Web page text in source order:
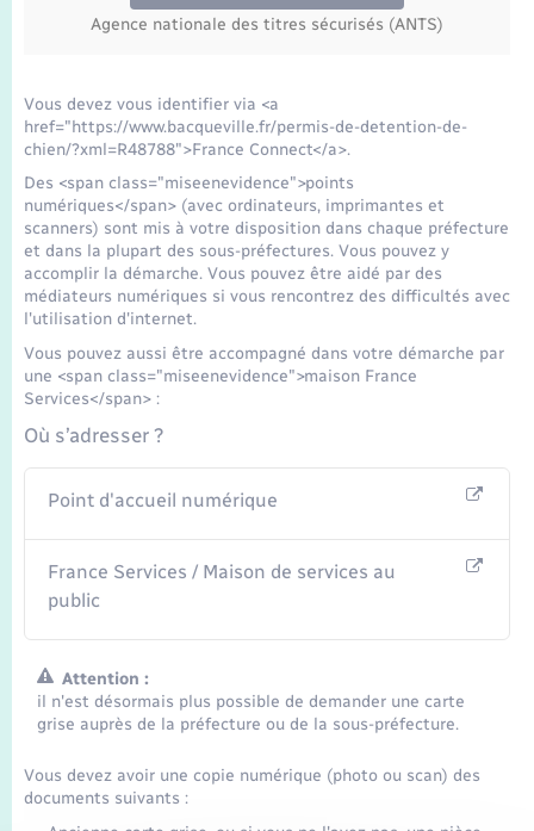
Agence nationale des titres sécurisés (ANTS)
Vous devez vous identifier via <a
href="https://www.bacqueville.fr/permis-de-detention-de-
chien/?xml=R48788">France Connect</a>.
Des <span class="miseenevidence">points
numériques</span> (avec ordinateurs, imprimantes et
scanners) sont mis à votre disposition dans chaque préfecture
et dans la plupart des sous-préfectures. Vous pouvez y
accomplir la démarche. Vous pouvez être aidé par des
médiateurs numériques si vous rencontrez des difficultés avec
l'utilisation d'internet.
Vous pouvez aussi être accompagné dans votre démarche par
une <span class="miseenevidence">maison France
Services</span> :
Où s’adresser ?
Point d'accueil numérique
France Services / Maison de services au
public
Attention :
il n'est désormais plus possible de demander une carte
grise auprès de la préfecture ou de la sous-préfecture.
Vous devez avoir une copie numérique (photo ou scan) des
documents suivants :